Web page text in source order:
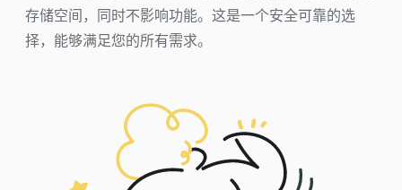
存储空间，同时不影响功能。这是一个安全可靠的选
择，能够满足您的所有需求。